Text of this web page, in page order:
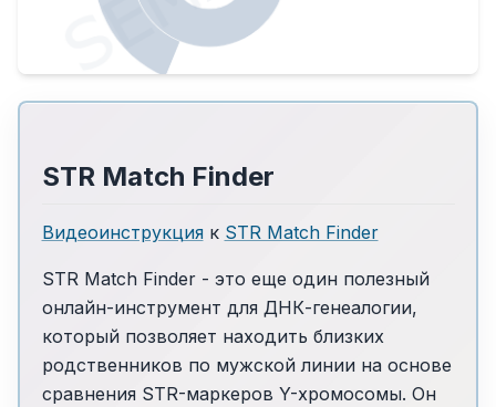
STR Match Finder
Видеоинструкцияк STR Match Finder
STR Match Finder - это еще один полезный
онлайн-инструмент для ДНК-генеалогии,
который позволяет находить близких
родственников по мужской линии на основе
сравнения STR-маркеров Y-хромосомы. Он